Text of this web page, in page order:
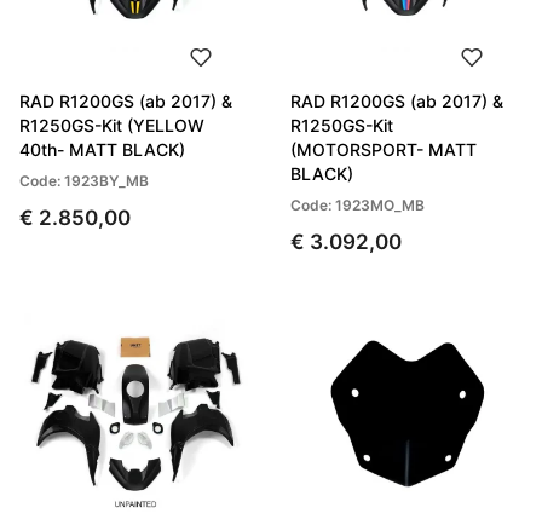
RAD R1200GS (ab 2017) &
R1250GS-Kit (YELLOW
40th- MATT BLACK)
Code: 1923BY_MB
€ 2.850,00
RAD R1200GS (ab 2017) &
R1250GS-Kit
(MOTORSPORT- MATT
BLACK)
Code: 1923MO_MB
€ 3.092,00